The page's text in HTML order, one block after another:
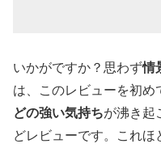
いかがですか？思わず情
は、このレビューを初め
どの強い気持ちが沸き起
どレビューです。これほ